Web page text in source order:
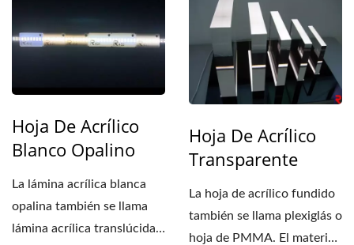
Hoja De Acrílico
Blanco Opalino
La lámina acrílica blanca
opalina también se llama
lámina acrílica translúcida.
Hoja De Acrílico
Transparente
La hoja de acrílico fundido
también se llama plexiglás o
hoja de PMMA. El material